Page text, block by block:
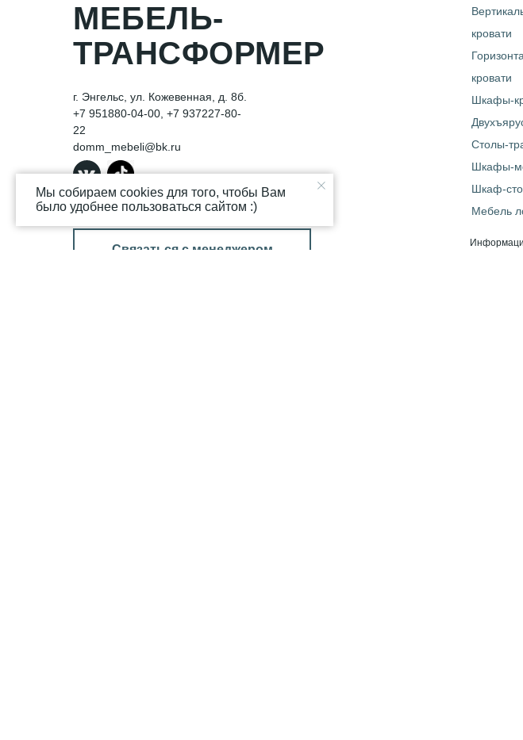
Мы собираем cookies для того, чтобы Вам
было удобнее пользоваться сайтом :)
кровати
кровати
Шкафы-
Столы-
Шкафы-
Шкаф-
Мебель
г. Энгельс, ул. Кожевенная, д. 8б.
+7 951880-04-00, +7 937227-80-
22
domm_mebeli@bk.ru
МЕБЕЛЬ-
ТРАНСФОРМЕР
Связаться с менеджером